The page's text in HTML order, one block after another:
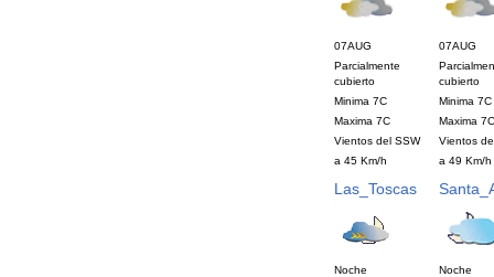
07AUG
Parcialmente
cubierto
Minima 7C
Maxima 7C
Vientos del SSW
a 45 Km/h
07AUG
cubierto
Minima 7C
Maxima 7C
Vientos
a 49 Km/h
Las_Toscas
Noche
Noche